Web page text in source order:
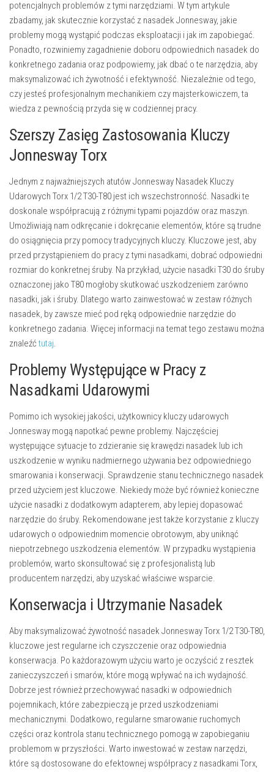
potencjalnych problemów z tymi narzędziami. W tym artykule
zbadamy, jak skutecznie korzystać z nasadek Jonnesway, jakie
problemy mogą wystąpić podczas eksploatacji i jak im zapobiegać.
Ponadto, rozwiniemy zagadnienie doboru odpowiednich nasadek do
konkretnego zadania oraz podpowiemy, jak dbać o te narzędzia, aby
maksymalizować ich żywotność i efektywność. Niezależnie od tego,
czy jesteś profesjonalnym mechanikiem czy majsterkowiczem, ta
wiedza z pewnością przyda się w codziennej pracy.
Szerszy Zasięg Zastosowania Kluczy
Jonnesway Torx
Jednym z najważniejszych atutów Jonnesway Nasadek Kluczy
Udarowych Torx 1/2 T30-T80 jest ich wszechstronność. Nasadki te
doskonale współpracują z różnymi typami pojazdów oraz maszyn.
Umożliwiają nam odkręcanie i dokręcanie elementów, które są trudne
do osiągnięcia przy pomocy tradycyjnych kluczy. Kluczowe jest, aby
przed przystąpieniem do pracy z tymi nasadkami, dobrać odpowiedni
rozmiar do konkretnej śruby. Na przykład, użycie nasadki T30 do śruby
oznaczonej jako T80 mogłoby skutkować uszkodzeniem zarówno
nasadki, jak i śruby. Dlatego warto zainwestować w zestaw różnych
nasadek, by zawsze mieć pod ręką odpowiednie narzędzie do
konkretnego zadania. Więcej informacji na temat tego zestawu można
znaleźć tutaj.
Problemy Występujące w Pracy z
Nasadkami Udarowymi
Pomimo ich wysokiej jakości, użytkownicy kluczy udarowych
Jonnesway mogą napotkać pewne problemy. Najczęściej
występujące sytuacje to zdzieranie się krawędzi nasadek lub ich
uszkodzenie w wyniku nadmiernego używania bez odpowiedniego
smarowania i konserwacji. Sprawdzenie stanu technicznego nasadek
przed użyciem jest kluczowe. Niekiedy może być również konieczne
użycie nasadki z dodatkowym adapterem, aby lepiej dopasować
narzędzie do śruby. Rekomendowane jest także korzystanie z kluczy
udarowych o odpowiednim momencie obrotowym, aby uniknąć
niepotrzebnego uszkodzenia elementów. W przypadku wystąpienia
problemów, warto skonsultować się z profesjonalistą lub
producentem narzędzi, aby uzyskać właściwe wsparcie.
Konserwacja i Utrzymanie Nasadek
Aby maksymalizować żywotność nasadek Jonnesway Torx 1/2 T30-T80,
kluczowe jest regularne ich czyszczenie oraz odpowiednia
konserwacja. Po każdorazowym użyciu warto je oczyścić z resztek
zanieczyszczeń i smarów, które mogą wpływać na ich wydajność.
Dobrze jest również przechowywać nasadki w odpowiednich
pojemnikach, które zabezpieczą je przed uszkodzeniami
mechanicznymi. Dodatkowo, regularne smarowanie ruchomych
części oraz kontrola stanu technicznego pomogą w zapobieganiu
problemom w przyszłości. Warto inwestować w zestaw narzędzi,
które są dostosowane do efektownej współpracy z nasadkami Torx,